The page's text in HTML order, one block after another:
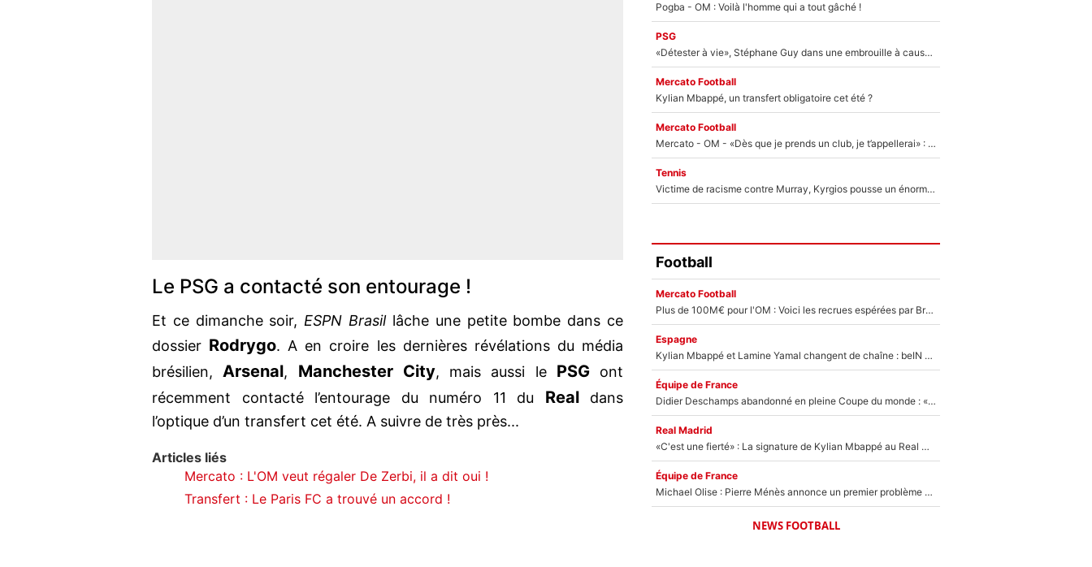
Le PSG a contacté son entourage !
Et ce dimanche soir,ESPN Brasillâche une petite bombe dans ce
dossier Rodrygo. A en croire les dernières révélations du média
brésilien,Arsenal, Manchester City, mais aussi le PSG
ont
récemment contacté l’entourage du numéro 11 du Real
dans
l’optique d’un transfert cet été. A suivre de très près...
Articles liés
Mercato : L'OM veut régaler De Zerbi, il a dit oui !
Transfert : Le Paris FC a trouvé un accord !
Pogba - OM : Voilà l'homme qui a tout gâché !
PSG
«Détester à vie», Stéphane Guy dans une embrouille à cause du PSG !
Mercato Football
Kylian Mbappé, un transfert obligatoire cet été ?
Mercato Football
Mercato - OM - «Dès que je prends un club, je t’appellerai» : La promesse de Marcelino au moment de claquer la porte
Tennis
Victime de racisme contre Murray, Kyrgios pousse un énorme coup de gueule !
Football
Mercato Football
Plus de 100M€ pour l'OM : Voici les recrues espérées par Bruno Genesio et Grégory Lorenzi après l’opération dégraissage
Espagne
Kylian Mbappé et Lamine Yamal changent de chaîne : beIN SPORTS ne digère pas cette décision historique et prédit un fiasco pour la Liga
Équipe de France
Didier Deschamps abandonné en pleine Coupe du monde : «La FFF était déjà passée à Zinedine Zidane»
Real Madrid
«C'est une fierté» : La signature de Kylian Mbappé au Real Madrid continue de régaler l'Espagne
Équipe de France
Michael Olise : Pierre Ménès annonce un premier problème pour Zinedine Zidane en équipe de France
NEWS FOOTBALL